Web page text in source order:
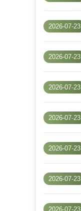
2026-07-23
2026-07-23
2026-07-23
2026-07-23
2026-07-23
2026-07-23
2026-07-23